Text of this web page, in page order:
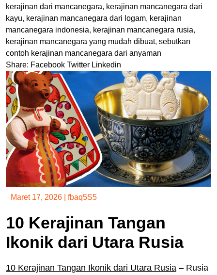
kerajinan dari mancanegara, kerajinan mancanegara dari
kayu, kerajinan mancanegara dari logam, kerajinan
mancanegara indonesia, kerajinan mancanegara rusia,
kerajinan mancanegara yang mudah dibuat, sebutkan
contoh kerajinan mancanegara dari anyaman
Share: Facebook Twitter Linkedin
Maret 17, 2026 fbaq5S5
10 Kerajinan Tangan
Ikonik dari Utara Rusia
10 Kerajinan Tangan Ikonik dari Utara Rusia – Rusia